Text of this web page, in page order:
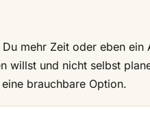
mehr Zeit oder eben ein
willst und nicht selbst
brauchbare Option.